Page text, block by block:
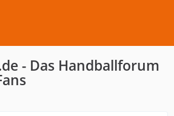
- Das Handballforum